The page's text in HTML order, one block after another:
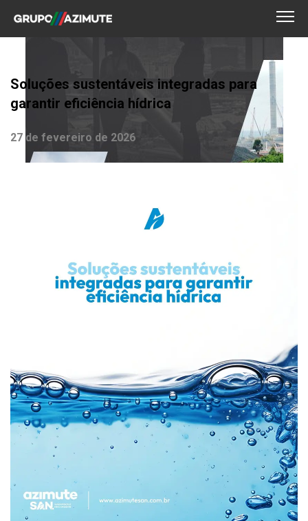
Soluções sustentáveis integradas para
garantir eficiência hídrica
27 de fevereiro de 2026